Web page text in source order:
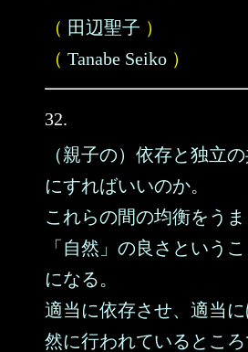
（ 田辺聖子 ）
（ Tanabe Seiko ）
32.
（親子の）依存と独立
にすればいいのか。
これらの間の均衡をうま
「自然」の良さという
になる。
適当に依存させ、適当
然に行われているとこ